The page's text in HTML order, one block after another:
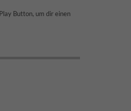
Button, um dir einen